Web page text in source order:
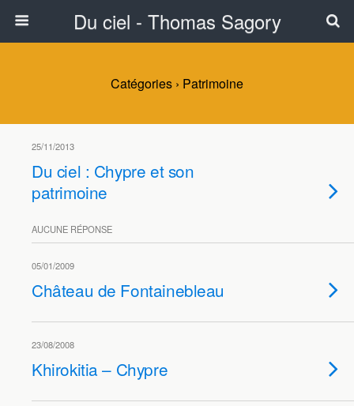
Du ciel - Thomas Sagory
Catégories › Patrimoine
25/11/2013
Du ciel : Chypre et son
patrimoine
AUCUNE RÉPONSE
05/01/2009
Château de Fontainebleau
23/08/2008
Khirokitia – Chypre